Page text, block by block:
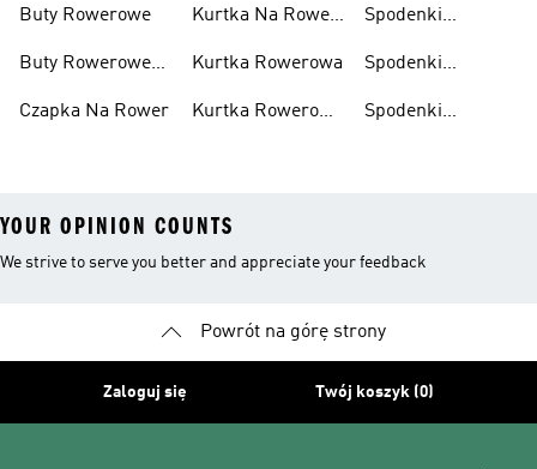
Buty Rowerowe
Buty Rowerowe
Czapka Na Rower
Kurtka Na Rower
Kurtka Rowerowa
Kurtka Rowerowa
Spodenki
Spodenki
Damskie
Spodenki
YOUR OPINION COUNTS
We strive to serve you better and appreciate your feedback
Powrót na górę strony
Zaloguj się Twój koszyk (0)